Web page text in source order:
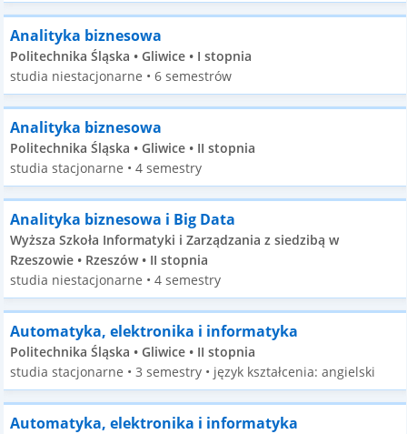
Analityka biznesowa
Politechnika Śląska • Gliwice • I stopnia
studia niestacjonarne • 6 semestrów
Analityka biznesowa
Politechnika Śląska • Gliwice • II stopnia
studia stacjonarne • 4 semestry
Analityka biznesowa i Big Data
Wyższa Szkoła Informatyki i Zarządzania z siedzibą w
Rzeszowie • Rzeszów • II stopnia
studia niestacjonarne • 4 semestry
Automatyka, elektronika i informatyka
Politechnika Śląska • Gliwice • II stopnia
studia stacjonarne • 3 semestry • język kształcenia: angielski
Automatyka, elektronika i informatyka